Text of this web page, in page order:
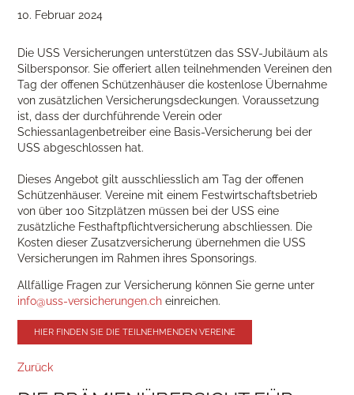
10. Februar 2024
Die USS Versicherungen unterstützen das SSV-Jubiläum als
Silbersponsor. Sie offeriert allen teilnehmenden Vereinen den
Tag der offenen Schützenhäuser die kostenlose Übernahme
von zusätzlichen Versicherungsdeckungen. Voraussetzung
ist, dass der durchführende Verein oder
Schiessanlagenbetreiber eine Basis-Versicherung bei der
USS abgeschlossen hat.
Dieses Angebot giltausschliesslich am Tag der offenen
Schützenhäuser. Vereine mit einem Festwirtschaftsbetrieb
von über 100 Sitzplätzen müssen bei der USS eine
zusätzliche Festhaftpflichtversicherung abschliessen. Die
Kosten dieser Zusatzversicherung übernehmen die USS
Versicherungen im Rahmen ihres Sponsorings.
Allfällige Fragen zur Versicherung können Sie gerne unter
info@uss-versicherungen.ch einreichen.
HIER FINDEN SIE DIE TEILNEHMENDEN VEREINE
Zurück